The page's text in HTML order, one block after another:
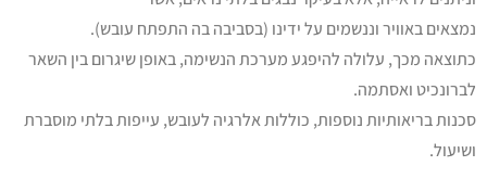
נמצאים באוויר וננשמים על ידינו (בסביבה בה התפתח עובש).
כתוצאה מכך, עלולה להיפגע מערכת הנשימה, באופן שיגרום בין השאר
לברונכיט ואסתמה.
סכנות בריאותיות נוספות, כוללות אלרגיה לעובש, עייפות בלתי מוסברת
ושיעול.